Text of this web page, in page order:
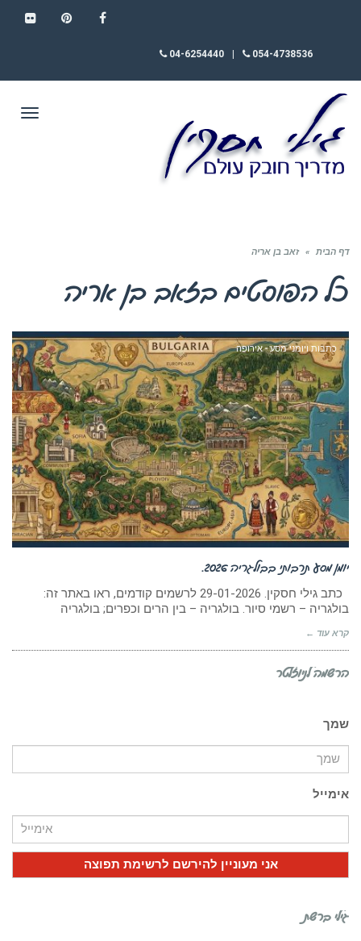
054-4738536
04-6254440
דף הבית » זאב בן אריה
כל הפוסטים בזאב בן אריה
כתבות ויומני מסע - אירופה
יומן מסע תרבותי בבולגריה 2026.
כתב גילי חסקין. 29-01-2026 לרשמים קודמים, ראו באתר זה:
בולגריה – רשמי סיור. בולגריה – בין הרים וכפרים; בולגריה
קרא עוד ←
הרשמה לניוזלטר
שמך
אימייל
גילי ברשת